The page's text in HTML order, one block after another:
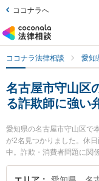
ココナラへ
ココナラ法律相談 愛知
名古屋市守山区
る詐欺師に強い
愛知県の名古屋市守山区で
が2名見つかりました。休
中。詐欺・消費者問題に関
での絞り込み検索もでき便
中村総合法律事務所の中村